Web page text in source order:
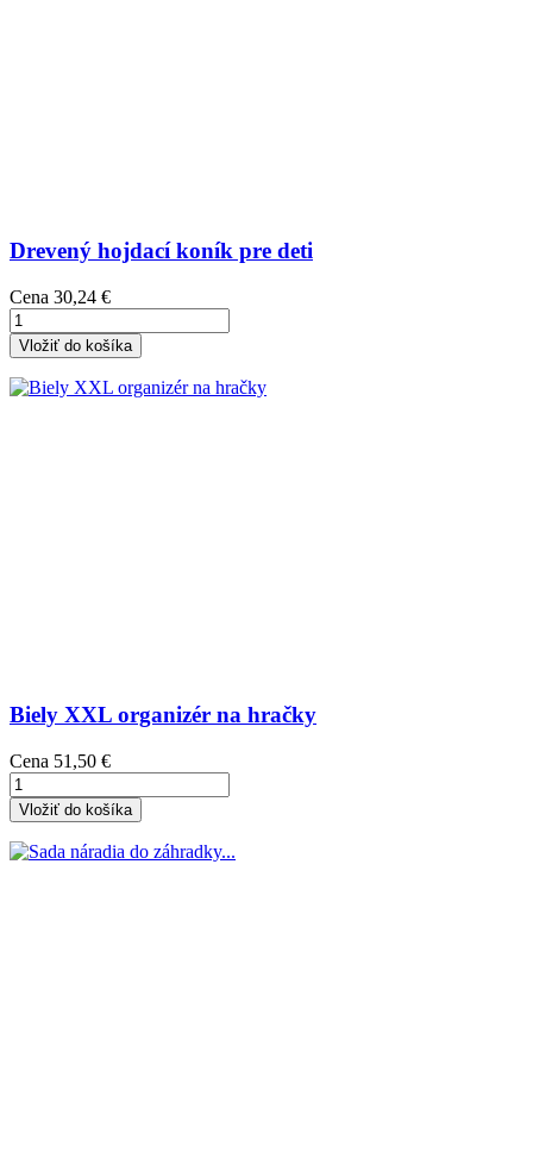
Drevený hojdací koník pre deti
Cena 30,24 €
Vložiť do košíka
Biely XXL organizér na hračky
Cena 51,50 €
Vložiť do košíka